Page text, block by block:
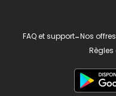
FAQ et support-Nos